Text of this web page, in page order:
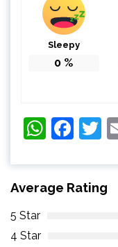
Sleepy
0 %
Average Rating
5 Star
4 Star